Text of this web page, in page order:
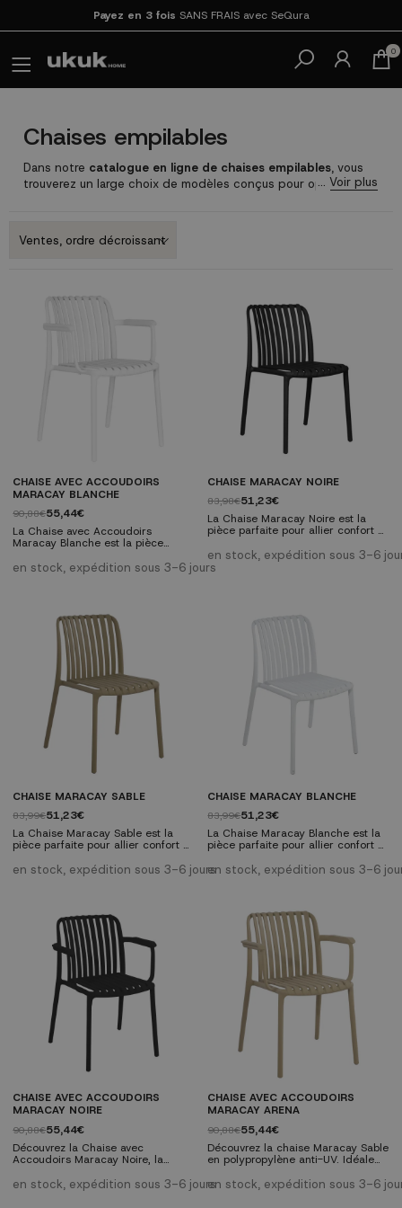
Payez en 3 fois SANS FRAIS avec SeQura
0
Chaises empilables
Dans notre catalogue en ligne de chaises empilables, vous
trouverez un large choix de modèles conçus pour optimiser
établissements de restauration
devenues un incontournable pour ceux qui recherchent des
CHAISE AVEC ACCOUDOIRS
MARACAY BLANCHE
90,88€55,44€
La Chaise avec Accoudoirs
Maracay Blanche est la pièce
design dans vos espaces, aussi
bien intérieurs qu'extérieurs. Son
confèrent une polyvalence qui
s'adapte à tout style décoratif,
apportant chaleur et sophistication.
Caractéristiques techniques :
Matériau...
en stock, expédition sous 3-6 jours
CHAISE MARACAY NOIRE
83,98€51,23€
La Chaise Maracay Noire est la
pièce parfaite pour allier confort et
intérieurs ou extérieurs. Son
design moderne et sa couleur
fraîcheur. Caractéristiques
en stock, expédition sous 3-6
CHAISE MARACAY SABLE
83,99€51,23€
La Chaise Maracay Sable est la
pièce parfaite pour allier confort et
bien intérieurs qu'extérieurs. Son
design moderne et sa couleur
s'adapte à tout style décoratif,
apportant fraîcheur et
sophistication. Caractéristiques
techniques : Matériau :
Polypropylène...
en stock, expédition sous 3-6 jours
CHAISE MARACAY BLANCHE
83,99€51,23€
La Chaise Maracay Blanche est la
pièce parfaite pour allier confort et
intérieurs ou extérieurs. Son
design moderne et sa couleur
pour s’adapter à tous les styles
d’intérieur tout en apportant
fraîcheur et élégance.
Caractéristiques techniques :
Matériau :...
en stock, expédition sous 3-6
CHAISE AVEC ACCOUDOIRS
MARACAY NOIRE
90,88€55,44€
Découvrez la Chaise avec
Accoudoirs Maracay Noire, la
design dans vos espaces, aussi
bien intérieurs qu'extérieurs. Son
en stock, expédition sous 3-6 jours
CHAISE AVEC ACCOUDOIRS
MARACAY ARENA
90,88€55,44€
Découvrez la chaise Maracay Sable
en polypropylène anti-UV. Idéale
et de design moderne.
Transformez votre espace avec la
en stock, expédition sous 3-6